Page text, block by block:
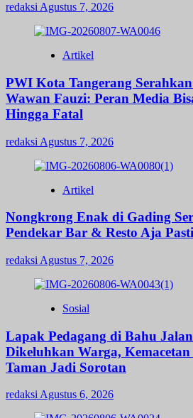
redaksi Agustus 7, 2026
Artikel
PWI Kota Tangerang
Wawan Fauzi: Peran Media
Hingga Fatal
redaksi Agustus 7, 2026
Artikel
Nongkrong Enak di Gading
Pendekar Bar & Resto Aja
redaksi Agustus 7, 2026
Sosial
Lapak Pedagang di Bahu
Dikeluhkan Warga,
Taman Jadi Sorotan
redaksi Agustus 6, 2026